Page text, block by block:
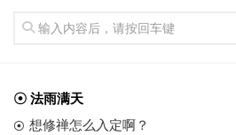
☉ 法雨满天
想修禅怎么入定啊？